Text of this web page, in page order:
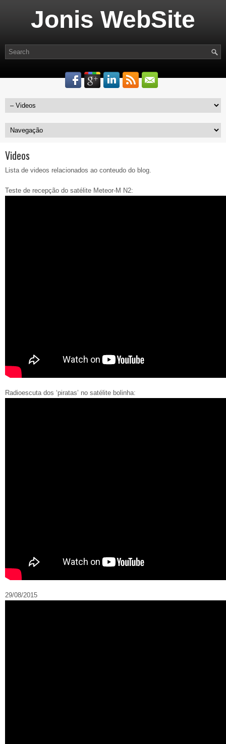
Jonis WebSite
Videos
Lista de videos relacionados ao conteudo do blog.
Teste de recepção do satélite Meteor-M N2:
Radioescuta dos ‘piratas’ no satélite bolinha:
29/08/2015